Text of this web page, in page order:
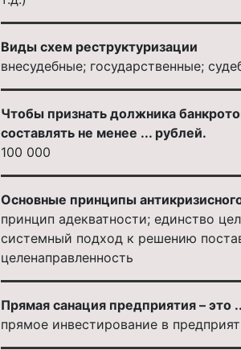
Виды схем реструктуризации
внесудебные; государственные;
Чтобы признать должника
составлять не менее ... рублей.
100 000
Основные принципы
принцип адекватности; единство
системный подход к решению
целенаправленность
Прямая санация предприятия – это
прямое инвестирование в